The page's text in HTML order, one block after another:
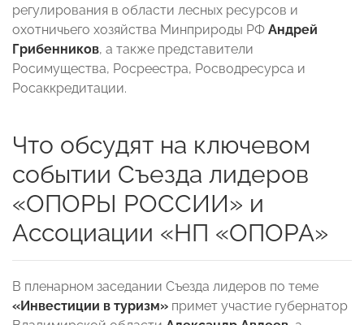
регулирования в области лесных ресурсов и
охотничьего хозяйства Минприроды РФ Андрей
Грибенников, а также представители
Росимущества, Росреестра, Росводресурса и
Росаккредитации.
Что обсудят на ключевом
событии Съезда лидеров
«ОПОРЫ РОССИИ» и
Ассоциации «НП «ОПОРА»
В пленарном заседании Съезда лидеров по теме
«Инвестиции в туризм» примет участие губернатор